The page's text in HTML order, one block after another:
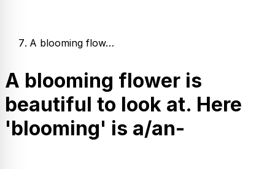
A blooming flow…
A blooming flower is
beautiful to look at. Here
'blooming' is a/an-